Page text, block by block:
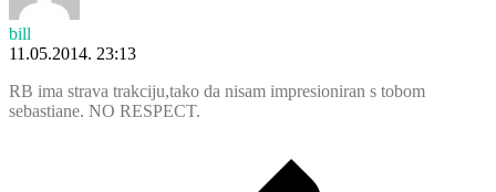
bill
11.05.2014. 23:13
RB ima strava trakciju,tako da nisam impresioniran s tobom
sebastiane. NO RESPECT.